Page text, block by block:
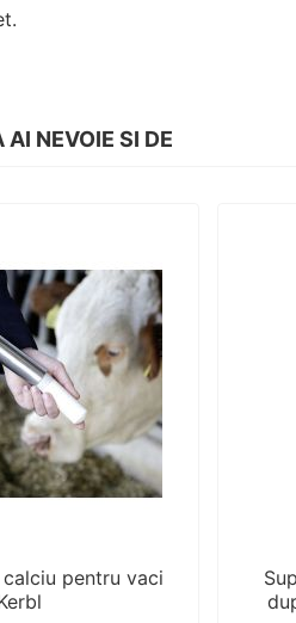
NEVOIE SI DE
pentru vaci